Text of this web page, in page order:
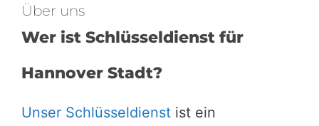
Über uns
Wer ist Schlüsseldienst für
Hannover Stadt?
Unser Schlüsseldienst ist ein